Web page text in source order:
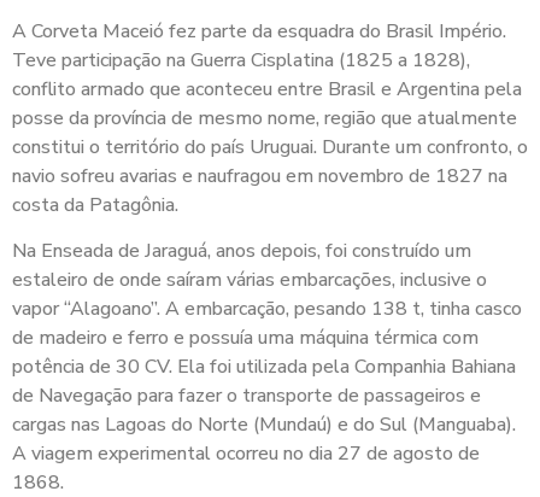
A Corveta Maceió fez parte da esquadra do Brasil Império.
Teve participação na Guerra Cisplatina (1825 a 1828),
conflito armado que aconteceu entre Brasil e Argentina pela
posse da província de mesmo nome, região que atualmente
constitui o território do país Uruguai. Durante um confronto, o
navio sofreu avarias e naufragou em novembro de 1827 na
costa da Patagônia.
Na Enseada de Jaraguá, anos depois, foi construído um
estaleiro de onde saíram várias embarcações, inclusive o
vapor “Alagoano”. A embarcação, pesando 138 t, tinha casco
de madeiro e ferro e possuía uma máquina térmica com
potência de 30 CV. Ela foi utilizada pela Companhia Bahiana
de Navegação para fazer o transporte de passageiros e
cargas nas Lagoas do Norte (Mundaú) e do Sul (Manguaba).
A viagem experimental ocorreu no dia 27 de agosto de
1868.